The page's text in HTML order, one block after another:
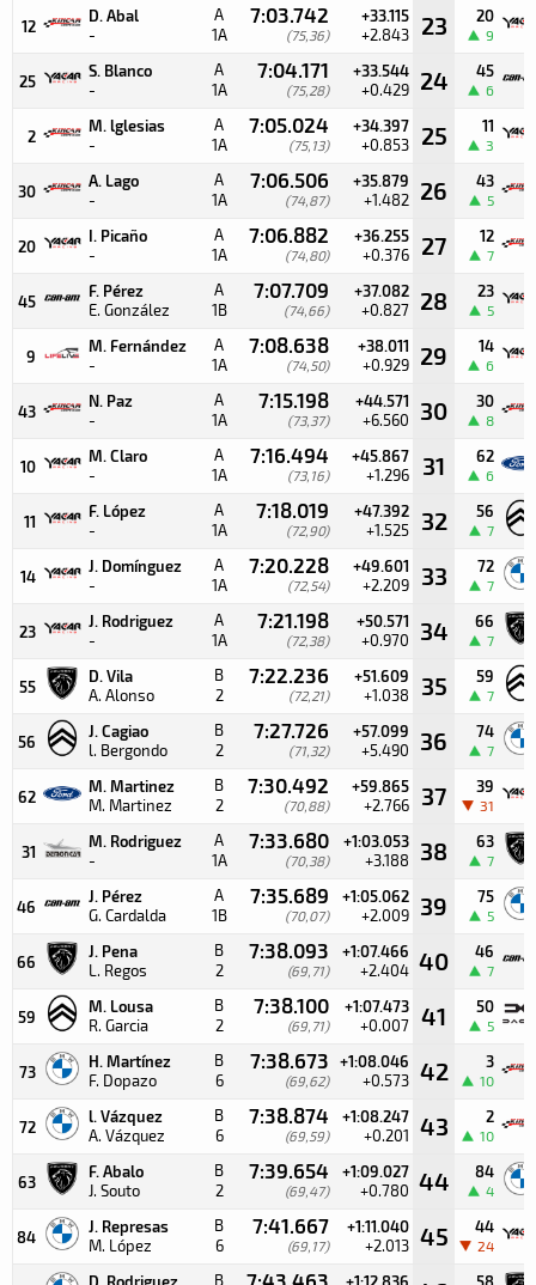
12
D. Abal
-
A
1A
7:03.742
(75,36)
+33.115
+2.843 23 20
9
25
S. Blanco
-
A
1A
7:04.171
(75,28)
+33.544
+0.429 24 45
6
2
M. lglesias
-
A
1A
7:05.024
(75,13)
+34.397
+0.853 25 11
3
30
A. Lago
-
A
1A
7:06.506
(74,87)
+35.879
+1.482 26 43
5
20
I. Picaño
-
A
1A
7:06.882
(74,80)
+36.255
+0.376 27 12
7
45
F. Pérez
E. González
A
1B
7:07.709
(74,66)
+37.082
+0.827 28 23
5
9
M. Fernández
-
A
1A
7:08.638
(74,50)
+38.011
+0.929 29 14
6
43
N. Paz
-
A
1A
7:15.198
(73,37)
+44.571
+6.560 30 30
8
10
M. Claro
-
A
1A
7:16.494
(73,16)
+45.867
+1.296 31 62
6
11
F. López
-
A
1A
7:18.019
(72,90)
+47.392
+1.525 32 56
7
14
J. Domínguez
-
A
1A
7:20.228
(72,54)
+49.601
+2.209 33 72
7
23
J. Rodriguez
-
A
1A
7:21.198
(72,38)
+50.571
+0.970 34 66
7
55
D. Vila
A. Alonso
B
2
7:22.236
(72,21)
+51.609
+1.038 35 59
7
56
J. Cagiao
l. Bergondo
B
2
7:27.726
(71,32)
+57.099
+5.490 36 74
7
62
M. Martinez
M. Martinez
B
2
7:30.492
(70,88)
+59.865
+2.766 37 39
31
31
M. Rodriguez
-
A
1A
7:33.680
(70,38)
+1:03.053
+3.188 38 63
7
46
J. Pérez
G. Cardalda
A
1B
7:35.689
(70,07)
+1:05.062
+2.009 39 75
5
66
J. Pena
L. Regos
B
2
7:38.093
(69,71)
+1:07.466
+2.404 40 46
7
59
M. Lousa
R. Garcia
B
2
7:38.100
(69,71)
+1:07.473
+0.007 41 50
5
73
H. Martínez
F. Dopazo
B
6
7:38.673
(69,62)
+1:08.046
+0.573 42 3
10
72
l. Vázquez
A. Vázquez
B
6
7:38.874
(69,59)
+1:08.247
+0.201 43 2
10
63
F. Abalo
J. Souto
B
2
7:39.654
(69,47)
+1:09.027
+0.780 44 84
4
84
J. Represas
M. López
B
6
7:41.667
(69,17)
+1:11.040
+2.013 45 44
24
D. Rodriguez B 7:43.463 +1:12.836 58